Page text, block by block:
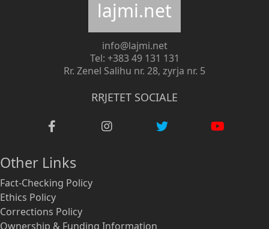
lajmi.net
info@lajmi.net
Tel: +383 49 131 131
Rr. Zenel Salihu nr. 28, zyrja nr. 5
RRJETET SOCIALE
Other Links
Fact-Checking Policy
Ethics Policy
Corrections Policy
Ownership & Funding Information